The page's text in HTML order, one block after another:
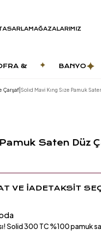
MAĞAZALARIMIZ
&
BANYO
Çarşaf Solıd Mavi Kıng Sıze Pamuk
Pamuk Saten Düz
VE İADETAKSİT
Solid 300 TC %100 pamuk